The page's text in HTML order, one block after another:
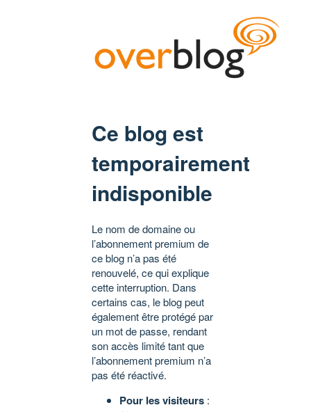
Ce blog est
temporairement
indisponible
Le nom de domaine ou
l’abonnement premium de
ce blog n’a pas été
renouvelé, ce qui explique
cette interruption. Dans
certains cas, le blog peut
également être protégé par
un mot de passe, rendant
son accès limité tant que
l’abonnement premium n’a
pas été réactivé.
Pour les visiteurs :